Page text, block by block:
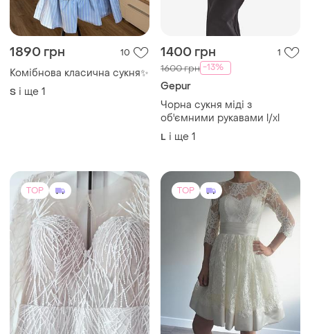
1890 грн 10
Комібнова класична сукня✨
S і ще 1
1400 грн 1
1600 грн -13%
Gepur
Чорна сукня міді з
об'ємними рукавами l/xl
L і ще 1
TOP TOP